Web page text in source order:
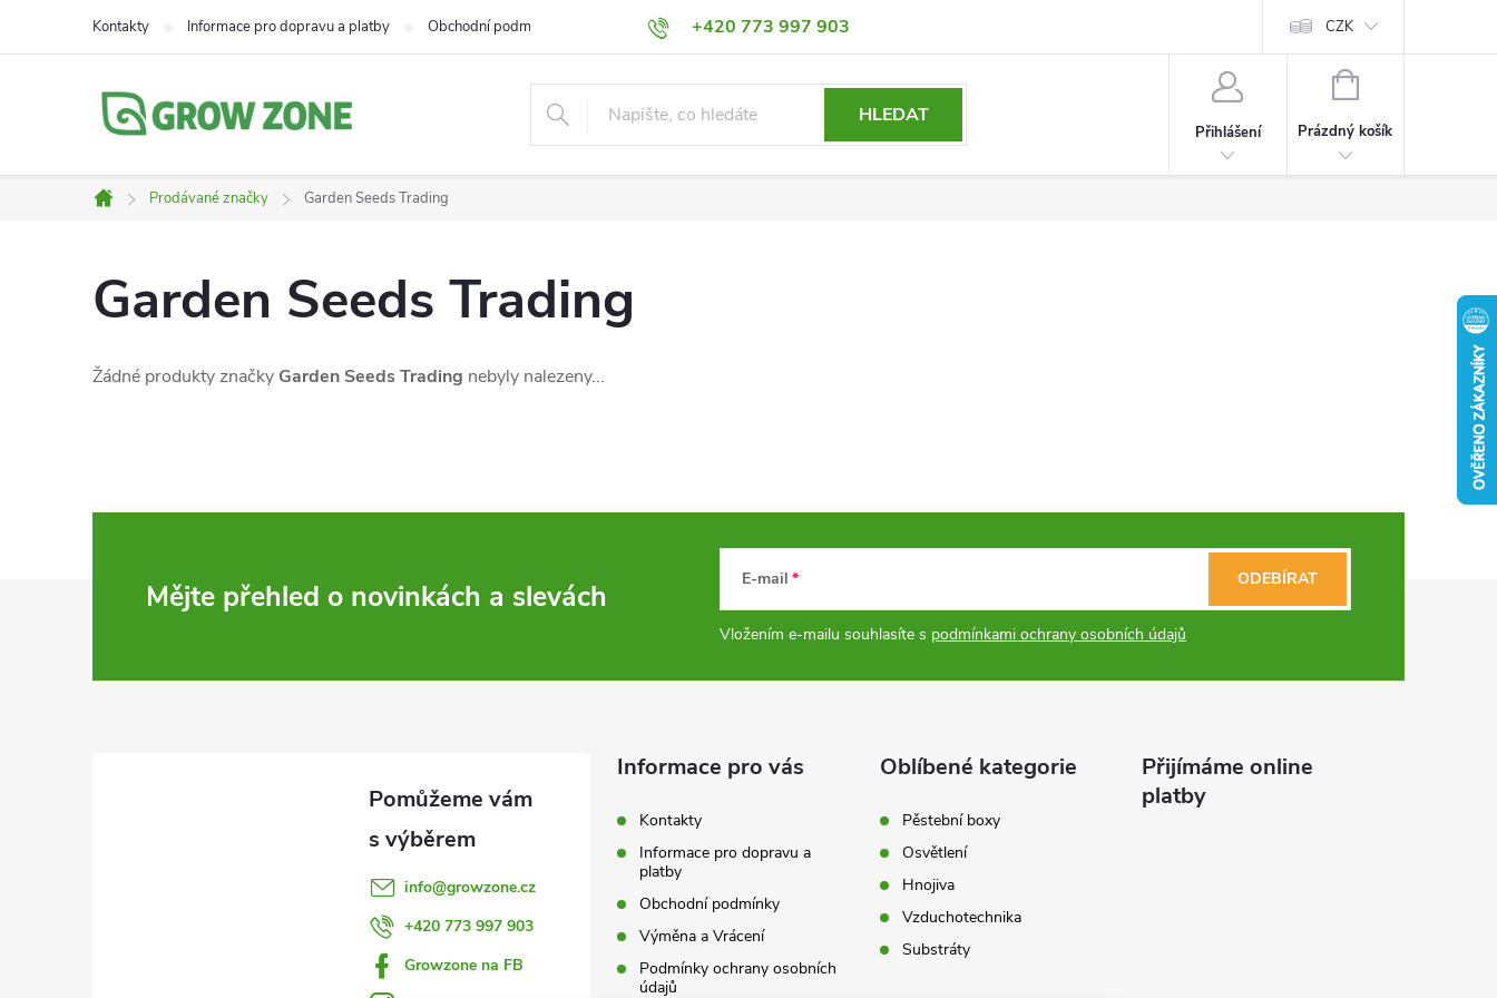
+420 773 997 903
Kontakty Informace pro dopravu a platby Obchodní podmínky Výměna a Vrácení Podmínky ochrany osobních údajů CZK
HLEDAT
Přihlášení
NÁKUPNÍ
Prázdný košík
Domů
Prodávané značky Garden Seeds Trading
Garden Seeds Trading
Žádné produkty značky Garden Seeds Trading nebyly nalezeny...
Mějte přehled o novinkách a slevách E-mail
Vložením e-mailu souhlasíte s podmínkami ochrany osobních údajů
ODEBÍRAT
info@growzone.cz
+420 773 997 903
Growzone na FB
Informace pro vás
Kontakty
Informace pro dopravu a
platby
Obchodní podmínky
Výměna a Vrácení
Podmínky ochrany osobních
údajů
Oblíbené kategorie
Pěstební boxy
Osvětlení
Hnojiva
Vzduchotechnika
Substráty
Přijímáme online
platby